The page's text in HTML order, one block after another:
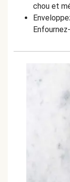
chou et